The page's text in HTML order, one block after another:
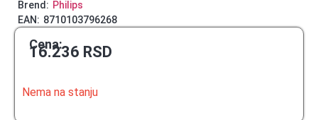
Brend: Philips
EAN: 8710103796268
Cena:
16.236 RSD
Nema na stanju